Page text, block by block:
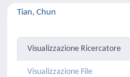
Tian, Chun
Visualizzazione Ricercatore
Visualizzazione File